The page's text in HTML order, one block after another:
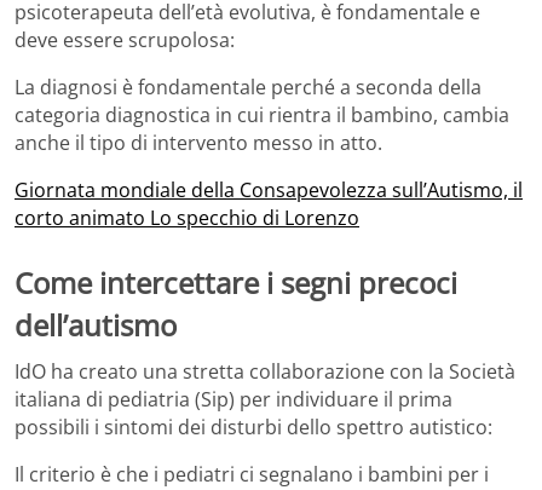
psicoterapeuta dell’età evolutiva, è fondamentale e
deve essere scrupolosa:
La diagnosi è fondamentale perché a seconda della
categoria diagnostica in cui rientra il bambino, cambia
anche il tipo di intervento messo in atto.
Giornata mondiale della Consapevolezza sull’Autismo, il
corto animato Lo specchio di Lorenzo
Come intercettare i segni precoci
dell’autismo
IdO ha creato una stretta collaborazione con la Società
italiana di pediatria (Sip) per individuare il prima
possibili i sintomi dei disturbi dello spettro autistico:
Il criterio è che i pediatri ci segnalano i bambini per i